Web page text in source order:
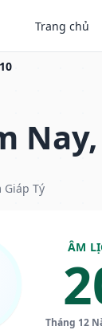
Trang chủ
Tý
ÂM
Tháng 12